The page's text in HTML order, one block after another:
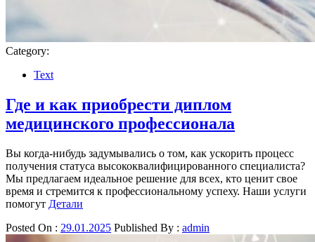
Category:
Text
Где и как приобрести диплом
медицинского профессионала
Вы когда-нибудь задумывались о том, как ускорить процесс
получения статуса высококвалифицированного специалиста?
Мы предлагаем идеальное решение для всех, кто ценит свое
время и стремится к профессиональному успеху. Наши услуги
помогут Детали
Posted On : 29.01.2025 Published By : admin